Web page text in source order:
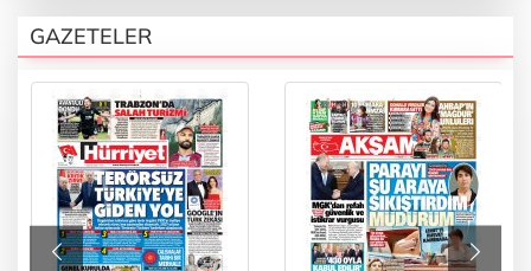
Yusuf Alemdar Ramazan Ziyaretlerine
Taraklı’dan Başladı
Sakarya’da Son 3 Ayda 2 Bin 500 Ağaç
Toprakla Buluştu
GAZETELER